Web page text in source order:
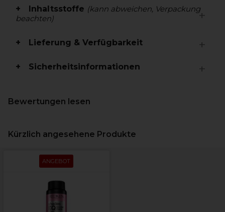
Inhaltsstoffe (kann abweichen, Verpackung
beachten)
Lieferung & Verfügbarkeit
Sicherheitsinformationen
Bewertungen lesen
Kürzlich angesehene Produkte
ANGEBOT